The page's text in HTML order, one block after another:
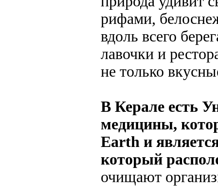
рифами,
вдоль всего
лавочки и
не только
В Керале есть
медицины,
Earth и
который
очищают